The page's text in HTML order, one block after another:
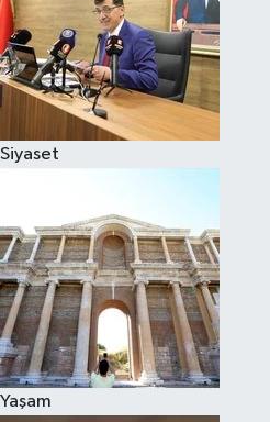
Siyaset
Yaşam